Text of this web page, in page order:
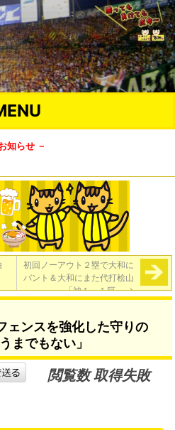
知らせ －
初回ノーアウト２塁で大和に
バント＆大和にまた代打桧山
「神１－１巨」→
ェンスを強化した守りの
までもない」
閲覧数 取得失敗